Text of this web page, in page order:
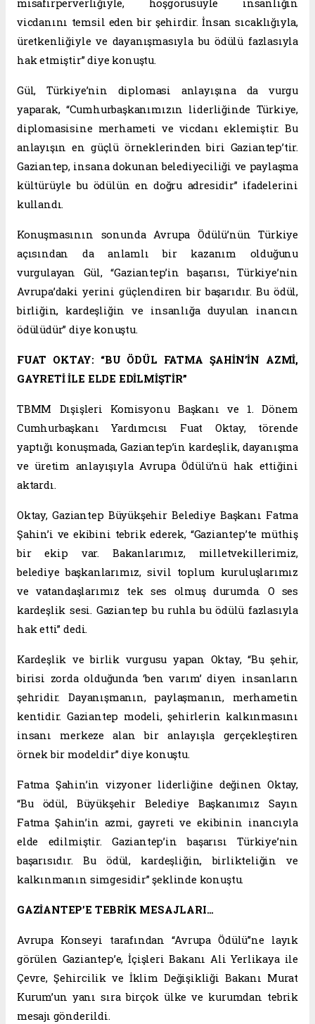
misafirperverliğiyle, hoşgörüsüyle insanlığın
vicdanını temsil eden bir şehirdir. İnsan sıcaklığıyla,
üretkenliğiyle ve dayanışmasıyla bu ödülü fazlasıyla
hak etmiştir” diye konuştu.
Gül, Türkiye’nin diplomasi anlayışına da vurgu
yaparak, “Cumhurbaşkanımızın liderliğinde Türkiye,
diplomasisine merhameti ve vicdanı eklemiştir. Bu
anlayışın en güçlü örneklerinden biri Gaziantep’tir.
Gaziantep, insana dokunan belediyeciliği ve paylaşma
kültürüyle bu ödülün en doğru adresidir” ifadelerini
kullandı.
Konuşmasının sonunda Avrupa Ödülü’nün Türkiye
açısından da anlamlı bir kazanım olduğunu
vurgulayan Gül, “Gaziantep’in başarısı, Türkiye’nin
Avrupa’daki yerini güçlendiren bir başarıdır. Bu ödül,
birliğin, kardeşliğin ve insanlığa duyulan inancın
ödülüdür” diye konuştu.
FUAT OKTAY: “BU ÖDÜL FATMA ŞAHİN’İN AZMİ,
GAYRETİ İLE ELDE EDİLMİŞTİR”
TBMM Dışişleri Komisyonu Başkanı ve 1. Dönem
Cumhurbaşkanı Yardımcısı Fuat Oktay, törende
yaptığı konuşmada, Gaziantep’in kardeşlik, dayanışma
ve üretim anlayışıyla Avrupa Ödülü’nü hak ettiğini
aktardı.
Oktay, Gaziantep Büyükşehir Belediye Başkanı Fatma
Şahin’i ve ekibini tebrik ederek, “Gaziantep’te müthiş
bir ekip var. Bakanlarımız, milletvekillerimiz,
belediye başkanlarımız, sivil toplum kuruluşlarımız
ve vatandaşlarımız tek ses olmuş durumda. O ses
kardeşlik sesi. Gaziantep bu ruhla bu ödülü fazlasıyla
hak etti” dedi.
Kardeşlik ve birlik vurgusu yapan Oktay, “Bu şehir,
birisi zorda olduğunda ‘ben varım’ diyen insanların
şehridir. Dayanışmanın, paylaşmanın, merhametin
kentidir. Gaziantep modeli, şehirlerin kalkınmasını
insanı merkeze alan bir anlayışla gerçekleştiren
örnek bir modeldir” diye konuştu.
Fatma Şahin’in vizyoner liderliğine değinen Oktay,
“Bu ödül, Büyükşehir Belediye Başkanımız Sayın
Fatma Şahin’in azmi, gayreti ve ekibinin inancıyla
elde edilmiştir. Gaziantep’in başarısı Türkiye’nin
başarısıdır. Bu ödül, kardeşliğin, birlikteliğin ve
kalkınmanın simgesidir” şeklinde konuştu.
GAZİANTEP’E TEBRİK MESAJLARI…
Avrupa Konseyi tarafından “Avrupa Ödülü”ne layık
görülen Gaziantep’e, İçişleri Bakanı Ali Yerlikaya ile
Çevre, Şehircilik ve İklim Değişikliği Bakanı Murat
Kurum’un yanı sıra birçok ülke ve kurumdan tebrik
mesajı gönderildi.